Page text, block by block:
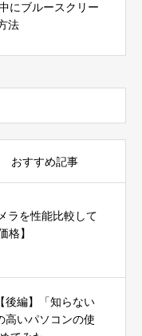
にブルースクリー
法
おすすめ記事
ラを性能比較して
格】
後編】「知らない
高いパソコンの使